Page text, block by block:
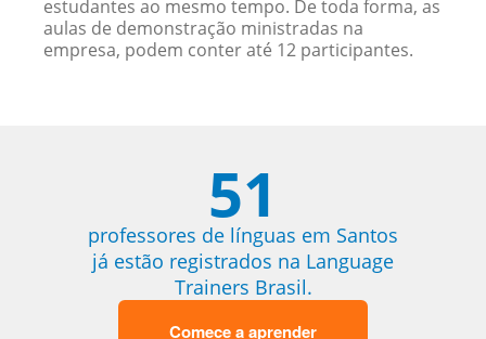
estudantes ao mesmo tempo. De toda forma, as
aulas de demonstração ministradas na
empresa, podem conter até 12 participantes.
51
professores de línguas em Santos
já estão registrados na Language
Trainers Brasil.
Comece a aprender